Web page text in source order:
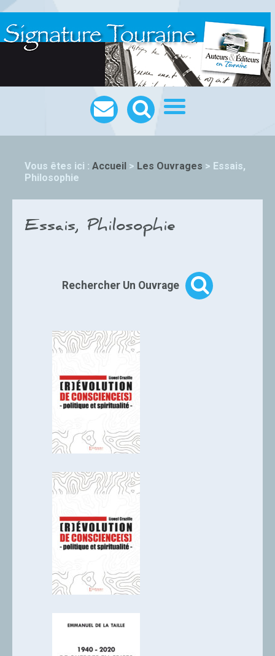
Vous êtes ici : Accueil > Les Ouvrages > Essais,
Philosophie
Essais, Philosophie
Rechercher Un Ouvrage